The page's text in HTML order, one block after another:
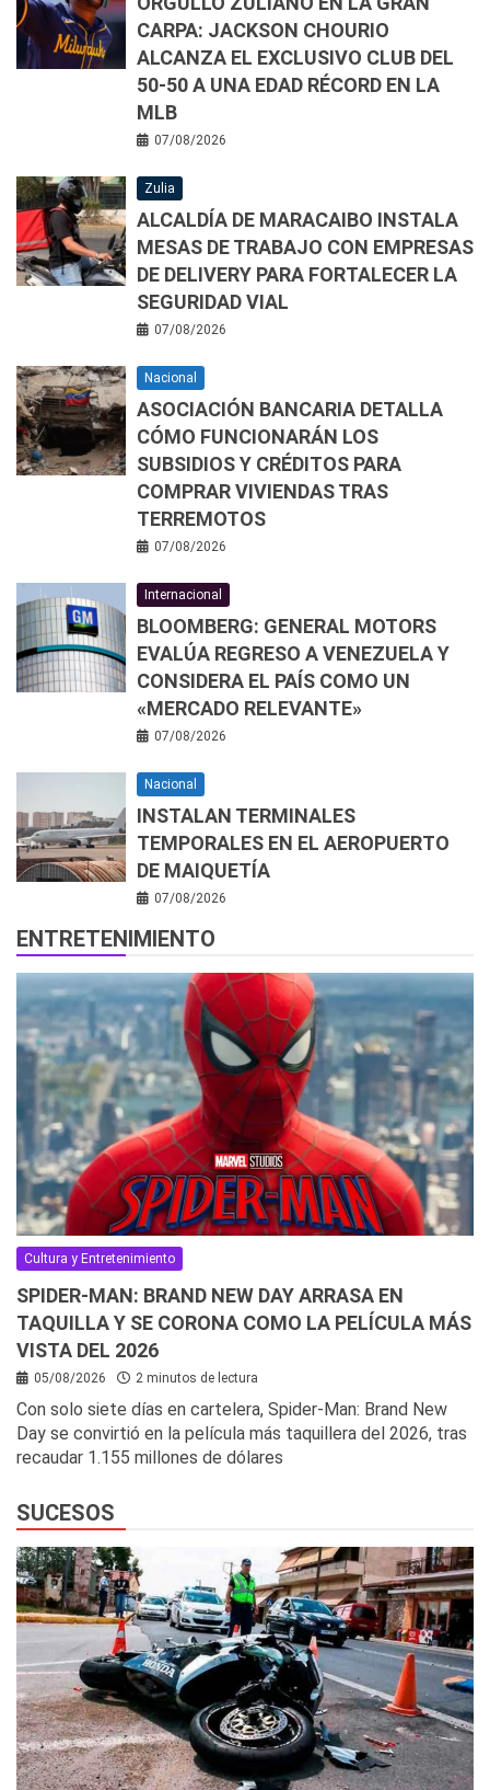
CARPA: JACKSON CHOURIO
ALCANZA EL EXCLUSIVO CLUB DEL
50-50 A UNA EDAD RÉCORD EN LA
MLB
07/08/2026
Zulia
ALCALDÍA DE MARACAIBO INSTALA
MESAS DE TRABAJO CON EMPRESAS
DE DELIVERY PARA FORTALECER LA
SEGURIDAD VIAL
07/08/2026
Nacional
ASOCIACIÓN BANCARIA DETALLA
CÓMO FUNCIONARÁN LOS
SUBSIDIOS Y CRÉDITOS PARA
COMPRAR VIVIENDAS TRAS
TERREMOTOS
07/08/2026
Internacional
BLOOMBERG: GENERAL MOTORS
EVALÚA REGRESO A VENEZUELA Y
CONSIDERA EL PAÍS COMO UN
«MERCADO RELEVANTE»
07/08/2026
Nacional
INSTALAN TERMINALES
TEMPORALES EN EL AEROPUERTO
DE MAIQUETÍA
07/08/2026
ENTRETENIMIENTO
Cultura y Entretenimiento
SPIDER-MAN: BRAND NEW DAY ARRASA EN
TAQUILLA Y SE CORONA COMO LA PELÍCULA MÁS
VISTA DEL 2026
05/08/2026 2 minutos de lectura
Con solo siete días en cartelera, Spider-Man: Brand New
Day se convirtió en la película más taquillera del 2026, tras
recaudar 1.155 millones de dólares
SUCESOS